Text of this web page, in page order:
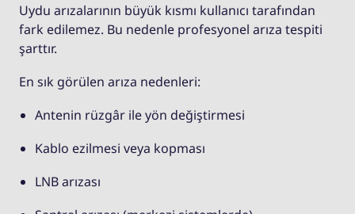
Uydu arızalarının büyük kısmı kullanıcı tarafından
fark edilemez. Bu nedenle profesyonel arıza tespiti
şarttır.
En sık görülen arıza nedenleri:
Antenin rüzgâr ile yön değiştirmesi
Kablo ezilmesi veya kopması
LNB arızası